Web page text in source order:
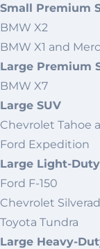
Small Premium
BMW X2
BMW X1 and
Large Premium
BMW X7
Large SUV
Chevrolet Tahoe
Ford Expedition
Large Light-
Ford F-150
Chevrolet
Toyota Tundra
Large Heavy-